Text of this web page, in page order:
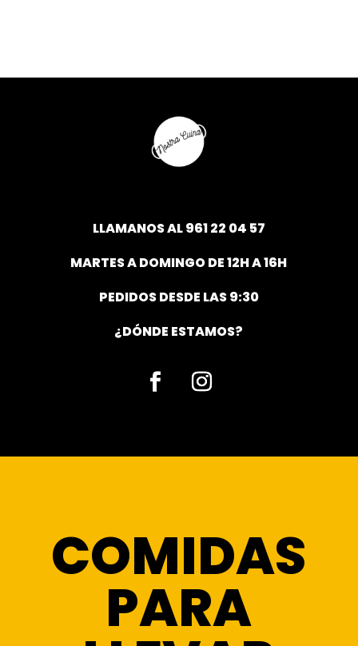
LLAMANOS AL961 22 04 57
MARTES A DOMINGO DE 12H A 16H
PEDIDOS DESDE LAS 9:30
¿DÓNDE ESTAMOS?
COMIDAS
PARA